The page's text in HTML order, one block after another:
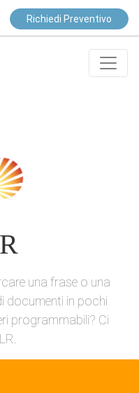
Richiedi Preventivo
una frase o una
documenti in pochi
programmabili? Ci